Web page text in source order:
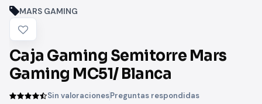
MARS GAMING
Caja Gaming Semitorre Mars
Gaming MC51/ Blanca
Sin valoracionesPreguntas respondidas